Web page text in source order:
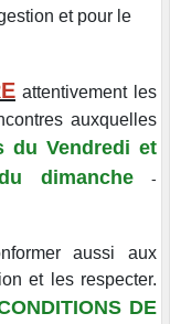
et pour le
attentivement les
auxquelles
du Vendredi et
dimanche-
aussi aux
et les respecter.
DE